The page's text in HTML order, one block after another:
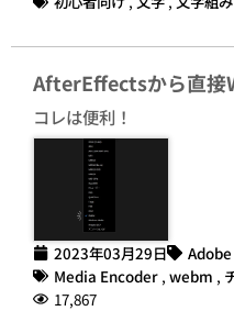
AfterEffectsから直接
コレは便利！
2023年03月29日
Media Encoder , webm ,
17,867